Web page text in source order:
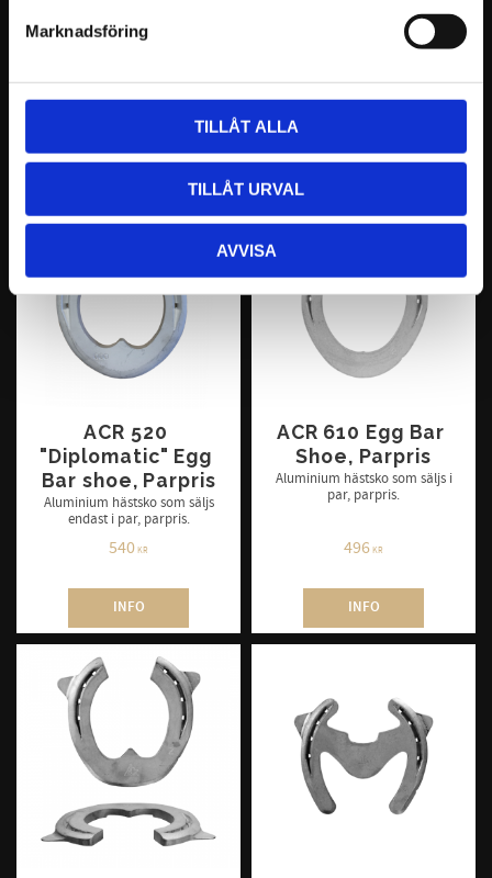
Marknadsföring
TILLÅT ALLA
TILLÅT URVAL
AVVISA
par, parpris
472
INFO
Bar, Parpris
Aluminium hästsko som säljs
648
INFO
ACR 520
"Diplomatic" Egg
Bar shoe, Parpris
Aluminium hästsko som säljs
endast i par, parpris.
540KR
INFO
ACR 610 Egg Bar
Shoe, Parpris
Aluminium hästsko som säljs i
par, parpris.
496KR
INFO